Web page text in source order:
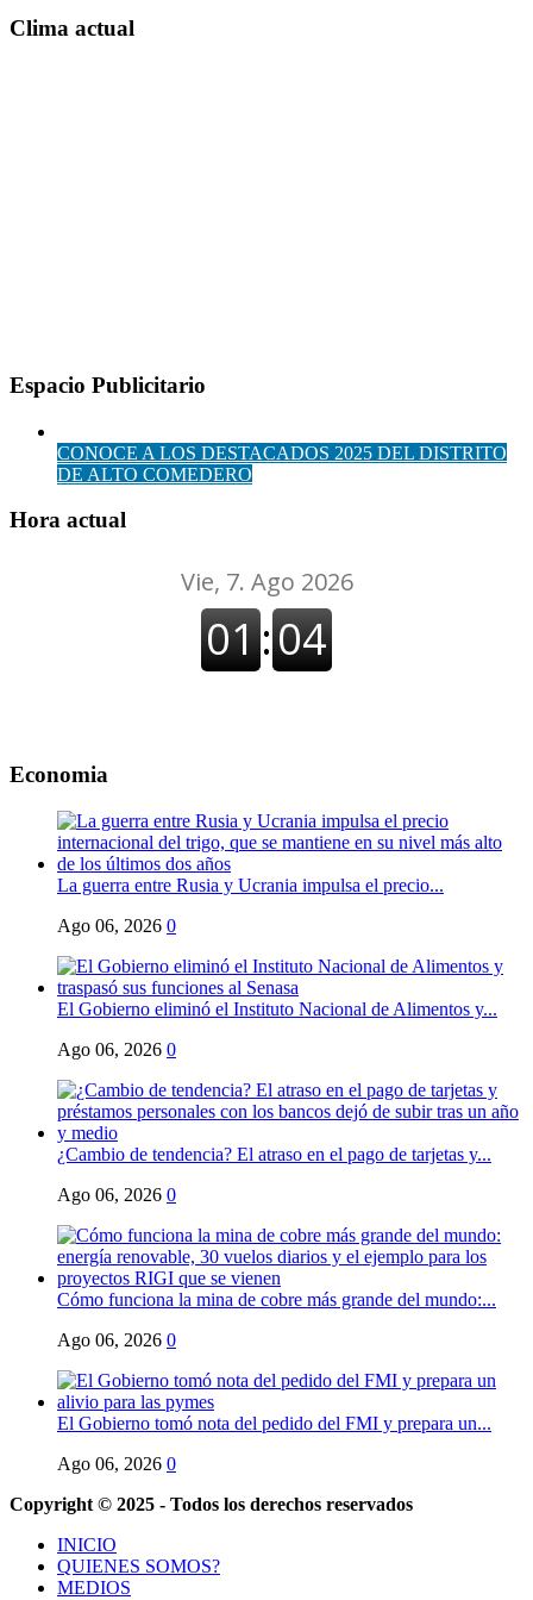
Clima actual
Espacio Publicitario
CONOCE A LOS DESTACADOS 2025 DEL DISTRITO
DE ALTO COMEDERO
Hora actual
Economia
La guerra entre Rusia y Ucrania impulsa el precio...
Ago 06, 2026 0
El Gobierno eliminó el Instituto Nacional de Alimentos y...
Ago 06, 2026 0
¿Cambio de tendencia? El atraso en el pago de tarjetas y...
Ago 06, 2026 0
Cómo funciona la mina de cobre más grande del mundo:...
Ago 06, 2026 0
El Gobierno tomó nota del pedido del FMI y prepara un...
Ago 06, 2026 0
Copyright © 2025 - Todos los derechos reservados
INICIO
QUIENES SOMOS?
MEDIOS